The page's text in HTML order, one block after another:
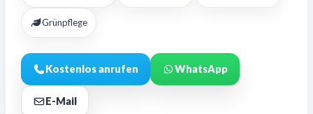
Grünpflege
Kostenlos anrufen WhatsApp
E-Mail